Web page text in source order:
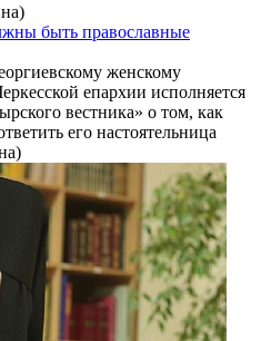
быть православные
женскому
епархии исполняется
вестника» о том, как
его настоятельница